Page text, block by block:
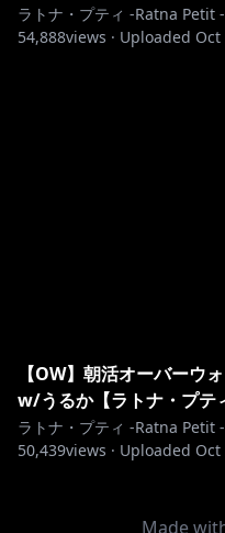
ラトナ・プティ -Ratna Petit
54,888views · Uploaded Oct
【OW】朝活オーバーウ
w/うるか【ラトナ・プテ
ラトナ・プティ -Ratna Petit
50,439views · Uploaded Oct
Made